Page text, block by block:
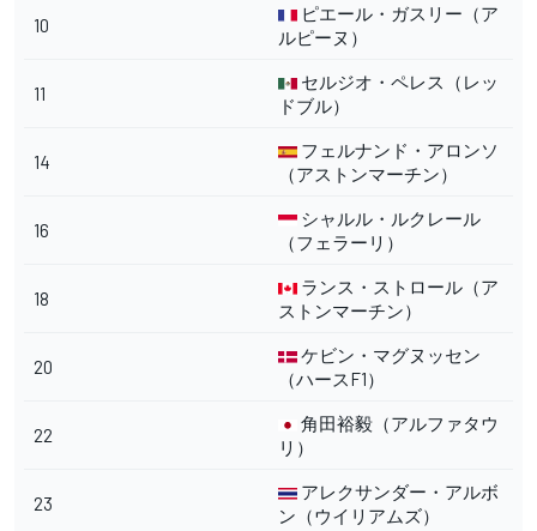
10
ピエール・ガスリー（ア
ルピーヌ）
11
セルジオ・ペレス（レッ
ドブル）
14
フェルナンド・アロンソ
（アストンマーチン）
16
シャルル・ルクレール
（フェラーリ）
18
ランス・ストロール（ア
ストンマーチン）
20
ケビン・マグヌッセン
（ハースF1）
22
角田裕毅（アルファタウ
リ）
23
アレクサンダー・アルボ
ン（ウイリアムズ）